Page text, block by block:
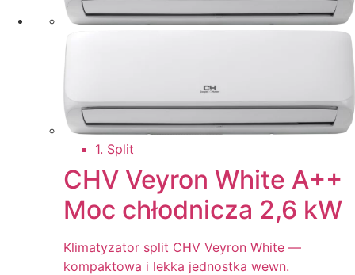
1. Split
CHV Veyron White A++
Moc chłodnicza 2,6 kW
Klimatyzator split CHV Veyron White —
kompaktowa i lekka jednostka wewn.